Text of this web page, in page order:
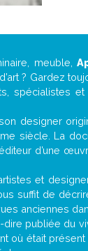
meuble,
? Gardez
et
designer
siècle. La
d’une
et
suffit de
anciennes
publiée du
où était